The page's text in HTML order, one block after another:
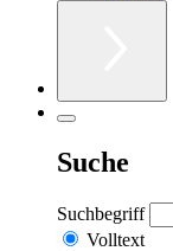
Suche
Suchbegriff
Volltext